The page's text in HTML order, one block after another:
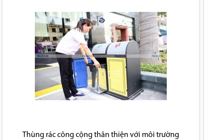
Thùng rác công cộng thân thiện với môi trường